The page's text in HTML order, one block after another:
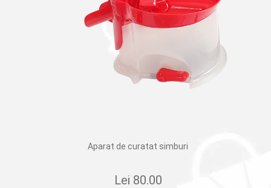
Aparat de curatat simburi
Lei 80.00